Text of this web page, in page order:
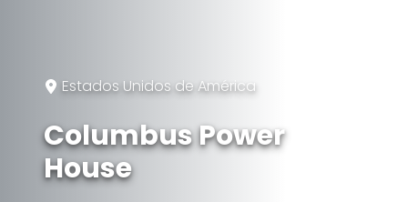
Estados Unidos de América
Columbus Power
House